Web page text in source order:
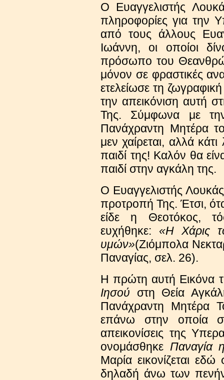
Ο Ευαγγελιστής
πληροφορίες για την
από τους άλλους
Ιωάννη, οι οποίοι
πρόσωπο του
μόνον σε φραστικές
ετελείωσε τη
την απεικόνιση αυτή
Της. Σύμφωνα με
Πανάχραντη Μητέρα
μεν χαίρεται, αλλά
παιδί της! Καλόν θα
παιδί στην αγκάλη της.
Ο Ευαγγελιστής
προτροπή Της. Έτσι,
είδε η Θεοτόκος,
ευχήθηκε: «Η Χάρις
υμών»(Ζιόμπολα
Παναγίας, σελ. 26).
Η πρώτη αυτή Εικόνα
Ιησού στη Θεία
Πανάχραντη Μητέρα
επάνω στην οποία
απεικονίσεις της
ονομάσθηκε Παναγία
Μαρία εικονίζεται εδώ
δηλαδή άνω των